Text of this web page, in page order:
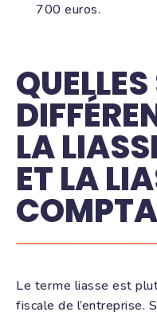
700 euros.
LA
ET LA
Le terme liasse est
fiscale de l’entreprise.